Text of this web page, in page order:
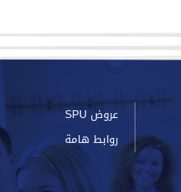
عروض SPU
روابط هامة